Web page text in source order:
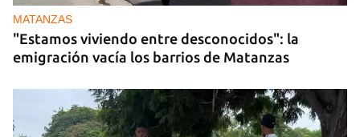
MATANZAS
"Estamos viviendo entre desconocidos": la
emigración vacía los barrios de Matanzas